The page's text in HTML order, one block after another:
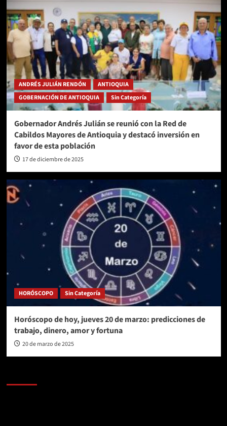
ANDRÉS JULIÁN RENDÓN
ANTIOQUIA
GOBERNACIÓN DE ANTIOQUIA
Sin Categoría
Gobernador Andrés Julián se reunió con la Red de
Cabildos Mayores de Antioquia y destacó inversión en
favor de esta población
17 de diciembre de 2025
HORÓSCOPO Sin Categoría
Horóscopo de hoy, jueves 20 de marzo: predicciones de
trabajo, dinero, amor y fortuna
20 de marzo de 2025